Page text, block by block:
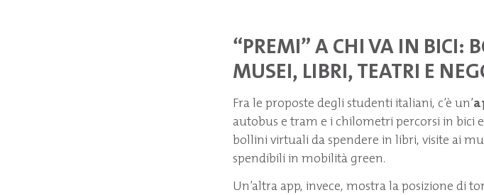
“PREMI” A CHI VA IN BICI:
MUSEI, LIBRI, TEATRI E
Fra le proposte degli studenti italiani, c’è un’
autobus e tram e i chilometri percorsi in bici
bollini virtuali da spendere in libri, visite ai
spendibili in mobilità green.
Un’altra app, invece, mostra la posizione di